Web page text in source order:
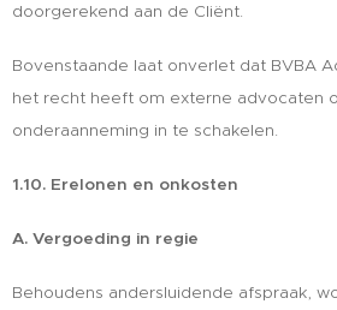
doorgerekend aan de Cliënt.
Bovenstaande laat onverlet dat BVBA
het recht heeft om externe advocaten
onderaanneming in te schakelen.
1.10. Erelonen en onkosten
A. Vergoeding in regie
Behoudens andersluidende afspraak,